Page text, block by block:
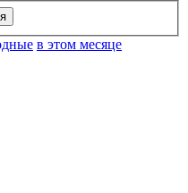
в этом месяце